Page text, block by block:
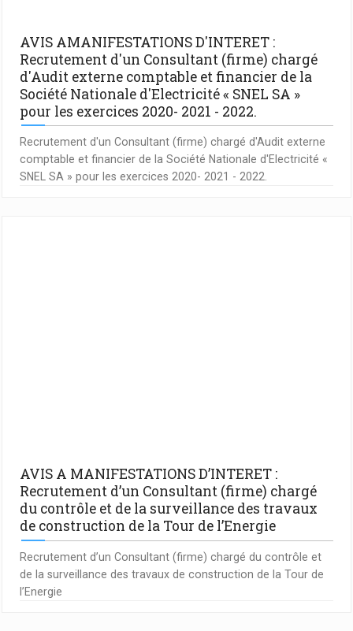
AVIS AMANIFESTATIONS D'INTERET :
Recrutement d'un Consultant (firme) chargé
d'Audit externe comptable et financier de la
Société Nationale d'Electricité « SNEL SA »
pour les exercices 2020- 2021 - 2022.
Recrutement d'un Consultant (firme) chargé d'Audit externe
comptable et financier de la Société Nationale d'Electricité «
SNEL SA » pour les exercices 2020- 2021 - 2022.
AVIS A MANIFESTATIONS D’INTERET :
Recrutement d’un Consultant (firme) chargé
du contrôle et de la surveillance des travaux
de construction de la Tour de l’Energie
Recrutement d’un Consultant (firme) chargé du contrôle et
de la surveillance des travaux de construction de la Tour de
l’Energie